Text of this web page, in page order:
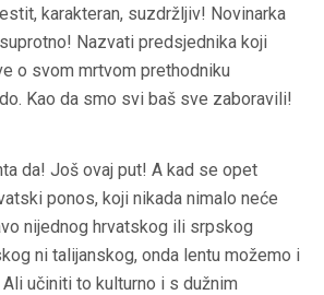
karakteran, suzdržljiv! Novinarka
Nazvati predsjednika koji
o svom mrtvom prethodniku
Kao da smo svi baš sve zaboravili!
da! Još ovaj put! A kad se opet
ponos, koji nikada nimalo neće
nijednog hrvatskog ili srpskog
ni talijanskog, onda lentu možemo i
učiniti to kulturno i s dužnim